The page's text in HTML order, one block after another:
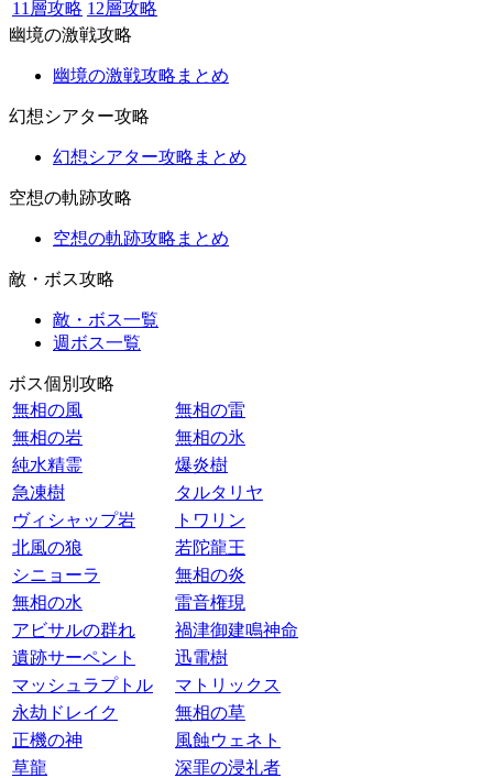
11層攻略 12層攻略
幽境の激戦攻略
幽境の激戦攻略まとめ
幻想シアター攻略
幻想シアター攻略まとめ
空想の軌跡攻略
空想の軌跡攻略まとめ
敵・ボス攻略
敵・ボス一覧
週ボス一覧
ボス個別攻略
無相の風
無相の雷
無相の岩
無相の氷
純水精霊
爆炎樹
急凍樹
タルタリヤ
ヴィシャップ岩
トワリン
北風の狼
若陀龍王
シニョーラ
無相の炎
無相の水
雷音権現
アビサルの群れ
禍津御建鳴神命
遺跡サーペント
迅電樹
マッシュラプトル
マトリックス
永劫ドレイク
無相の草
正機の神
風蝕ウェネト
草龍
深罪の浸礼者